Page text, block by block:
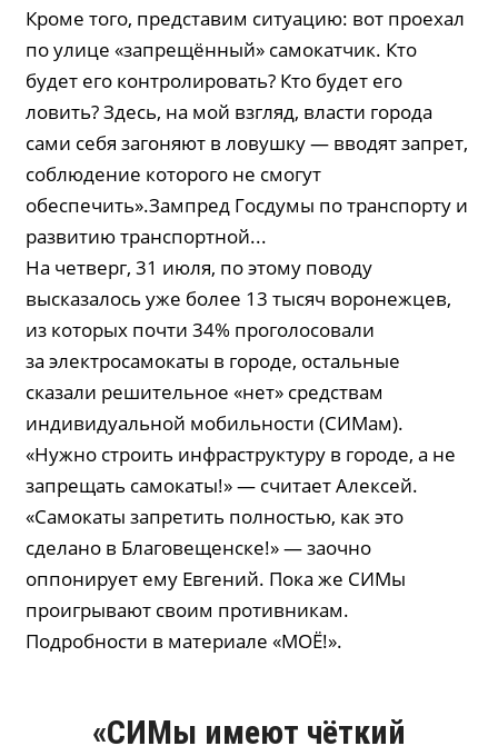
Кроме того, представим ситуацию: вот проехал
по улице «запрещённый» самокатчик. Кто
будет его контролировать? Кто будет его
ловить? Здесь, на мой взгляд, власти города
сами себя загоняют в ловушку — вводят запрет,
соблюдение которого не смогут
обеспечить».Зампред Госдумы по транспорту и
развитию транспортной...
На четверг, 31 июля, по этому поводу
высказалось уже более 13 тысяч воронежцев,
из которых почти 34% проголосовали
за электросамокаты в городе, остальные
сказали решительное «нет» средствам
индивидуальной мобильности (СИМам).
«Нужно строить инфраструктуру в городе, а не
запрещать самокаты!» — считает Алексей.
«Самокаты запретить полностью, как это
сделано в Благовещенске!» — заочно
оппонирует ему Евгений. Пока же СИМы
проигрывают своим противникам.
Подробности в материале «МОЁ!».
«СИМы имеют чёткий